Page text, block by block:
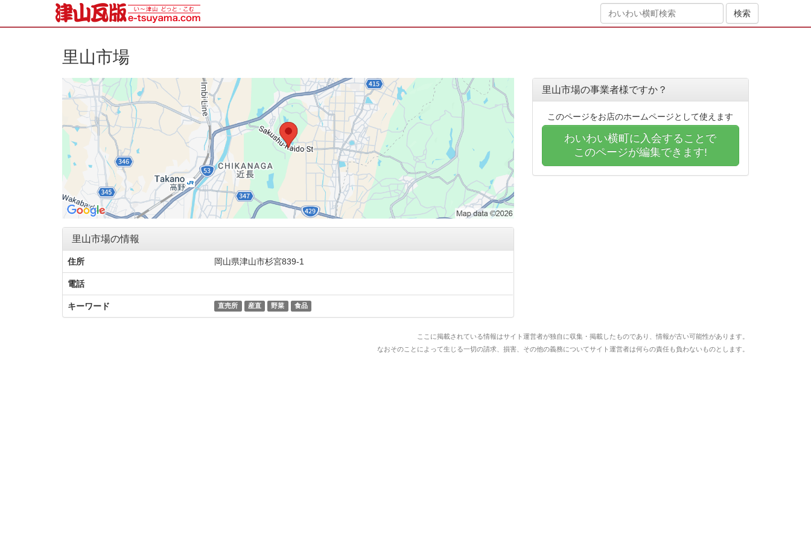
里山市場
里山市場の情報
住所 岡山県津山市杉宮839-1
電話
キーワード 直売所 産直 野菜 食品
里山市場の事業者様ですか？
このページをお店のホームページとして使えます
わいわい横町に入会することで
このページが編集できます!
ここに掲載されている情報はサイト運営者が独自に収集・掲載したものであり、情報が古い可能性があります。
なおそのことによって生じる一切の請求、損害、その他の義務についてサイト運営者は何らの責任も負わないものとします。